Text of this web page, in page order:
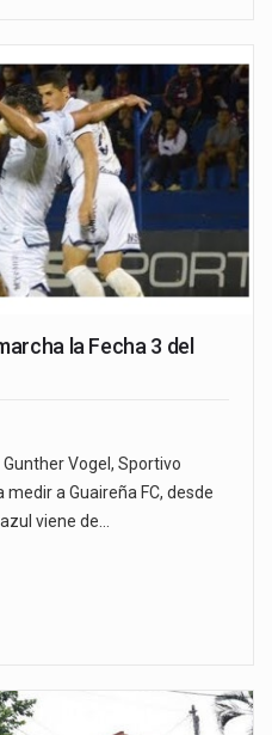
la Fecha 3 del
Vogel, Sportivo
medir a Guaireña FC, desde
viene de…